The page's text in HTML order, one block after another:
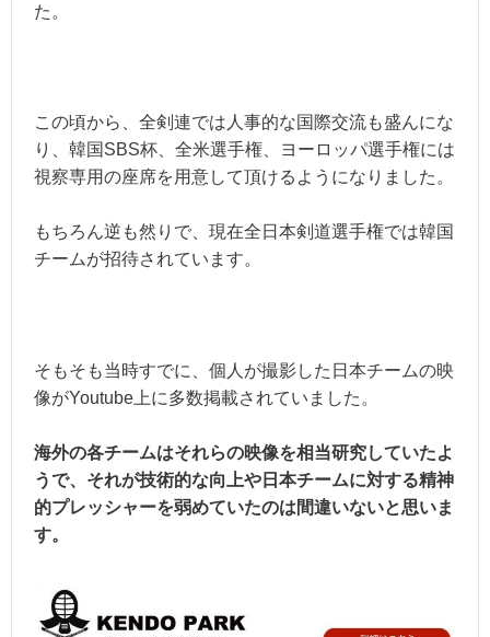
た。
この頃から、全剣連では人事的な国際交流も盛んにな
り、韓国SBS杯、全米選手権、ヨーロッパ選手権には
視察専用の座席を用意して頂けるようになりました。
もちろん逆も然りで、現在全日本剣道選手権では韓国
チームが招待されています。
そもそも当時すでに、個人が撮影した日本チームの映
像がYoutube上に多数掲載されていました。
海外の各チームはそれらの映像を相当研究していたよ
うで、それが技術的な向上や日本チームに対する精神
的プレッシャーを弱めていたのは間違いないと思いま
す。